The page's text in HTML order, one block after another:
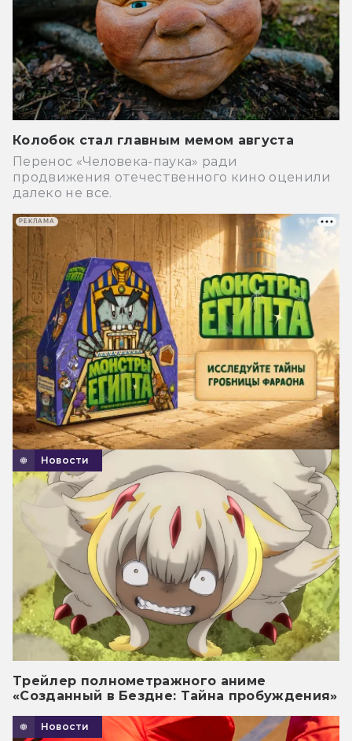
Колобок стал главным мемом августа
Перенос «Человека-паука» ради
продвижения отечественного кино оценили
далеко не все.
Новости
Трейлер полнометражного аниме
«Созданный в Бездне: Тайна пробуждения»
Новости
РЕКЛАМА